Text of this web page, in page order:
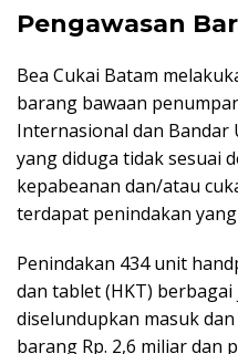
Pengawasan
Bea Cukai Batam
barang bawaan
Internasional dan Bandar
yang diduga tidak sesuai
kepabeanan dan/atau
terdapat penindakan
Penindakan 434 unit
dan tablet (HKT)
diselundupkan masuk
barang Rp. 2,6 miliar dan